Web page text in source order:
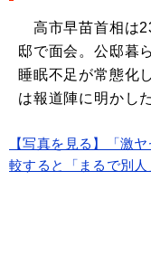
高市早苗首相は
邸で面会。公邸暮
睡眠不足が常態化
は報道陣に明かした
【写真を見る】「激
較すると「まるで別人